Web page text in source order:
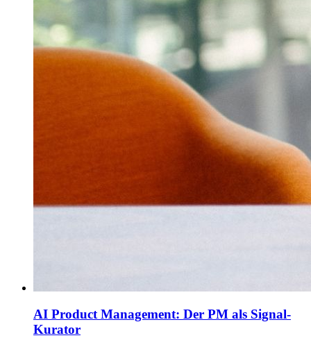
AI Product Management: Der PM als Signal-
Kurator